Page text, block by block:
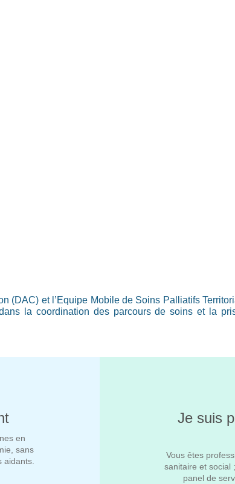
(DAC) et l’Equipe Mobile de Soins Palliatifs
la coordination des parcours de soins et la
en
sans
aidants.
Je suis
Vous êtes
sanitaire et social
panel de